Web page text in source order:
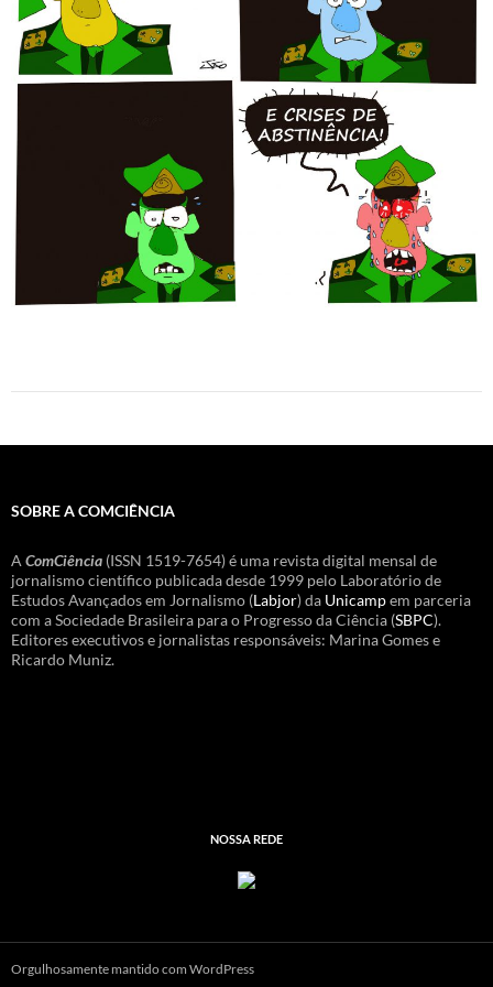
SOBRE A COMCIÊNCIA
A ComCiência (ISSN 1519-7654) é uma revista digital mensal de
jornalismo científico publicada desde 1999 pelo Laboratório de
Estudos Avançados em Jornalismo (Labjor) da Unicampem parceria
com a Sociedade Brasileira para o Progresso da Ciência (SBPC).
Editores executivos e jornalistas responsáveis: Marina Gomes e
Ricardo Muniz.
NOSSA REDE
Orgulhosamente mantido com WordPress